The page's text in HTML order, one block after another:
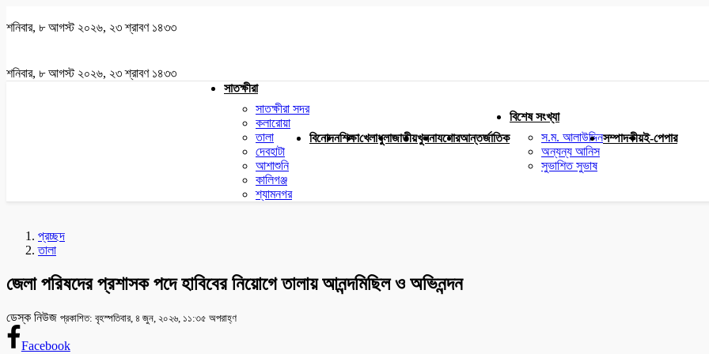
শনিবার, ৮ আগস্ট ২০২৬, ২৩ শ্রাবণ ১৪৩৩
শনিবার, ৮ আগস্ট ২০২৬, ২৩ শ্রাবণ ১৪৩৩
সাতক্ষীরা
সাতক্ষীরা সদর
কলারোয়া
তালা
দেবহাটা
আশাশুনি
কালিগঞ্জ
শ্যামনগর
বিনোদনশিক্ষাখেলাধুলাজাতীয়খুলনাযশোরআন্তর্জাতিক
বিশেষ সংখ্যা
স.ম. আলাউদ্দিন
অন্যন্য আনিস
সুভাশিত সুভাষ
সম্পাদকীয়ই-পেপার
প্রচ্ছদ
তালা
জেলা পরিষদের প্রশাসক পদে হাবিবের নিয়োগে তালায় আনন্দমিছিল ও অভিনন্দন
ডেস্ক নিউজ প্রকাশিত: বৃহস্পতিবার, ৪ জুন, ২০২৬, ১১:৩৫ অপরাহ্ণ
Facebook